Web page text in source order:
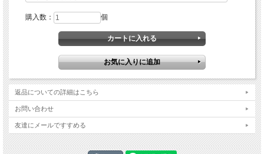
購入数： 個
返品についての詳細はこちら
お問い合わせ
友達にメールですすめる